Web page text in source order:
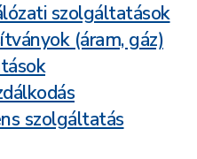
szolgáltatások
(áram, gáz)
szolgáltatás